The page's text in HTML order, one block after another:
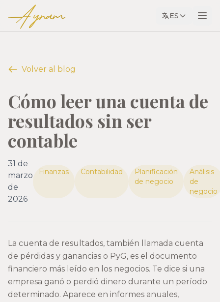
Ayram ES
Volver al blog
Cómo leer una cuenta de
resultados sin ser
contable
31 de
marzo
de
2026
Finanzas Contabilidad
Planificación
de negocio
Análisis
de
negocio
La cuenta de resultados, también llamada cuenta
de pérdidas y ganancias o PyG, es el documento
financiero más leído en los negocios. Te dice si una
empresa ganó o perdió dinero durante un período
determinado. Aparece en informes anuales,